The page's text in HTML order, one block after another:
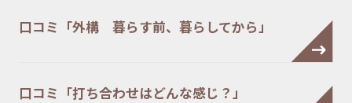
口コミ「外構 暮らす前、暮らしてから」
口コミ「打ち合わせはどんな感じ？」